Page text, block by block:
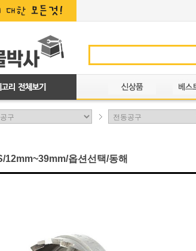
12mm~39mm/옵션선택/동해